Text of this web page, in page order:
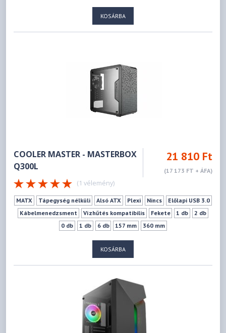
KOSÁRBA
COOLER MASTER - MASTERBOX
Q300L
21 810 Ft
(17 173 FT + ÁFA)
(1 vélemény)
MATX Tápegység nélküli Alsó ATX Plexi Nincs
Előlapi USB 3.0
Kábelmenedzsment
Vízhűtés kompatibilis Fekete 1 db
2 db
0 db
1 db 6 db 157 mm 360 mm
KOSÁRBA